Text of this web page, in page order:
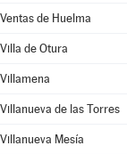
Ventas de Huelma
Villa de Otura
Villamena
Villanueva de las Torres
Villanueva Mesía